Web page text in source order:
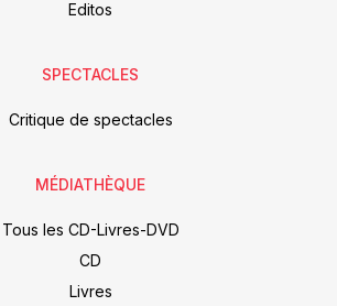
Editos
SPECTACLES
Critique de spectacles
MÉDIATHÈQUE
Tous les CD-Livres-DVD
CD
Livres